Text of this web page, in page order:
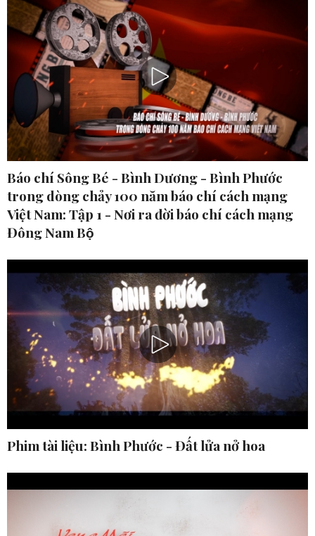
Báo chí Sông Bé - Bình Dương - Bình Phước
trong dòng chảy 100 năm báo chí cách mạng
Việt Nam: Tập 1 - Nơi ra đời báo chí cách mạng
Đông Nam Bộ
Phim tài liệu: Bình Phước - Đất lửa nở hoa